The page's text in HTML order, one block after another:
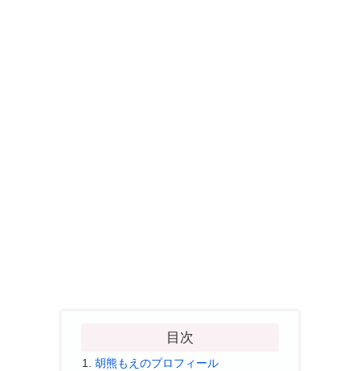
目次
胡熊もえのプロフィール